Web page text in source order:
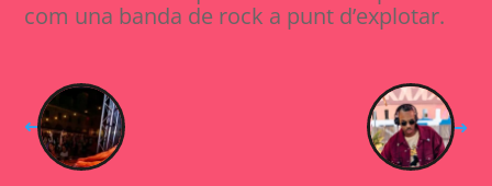
com una banda de rock a punt d’explotar.
➜ ➜